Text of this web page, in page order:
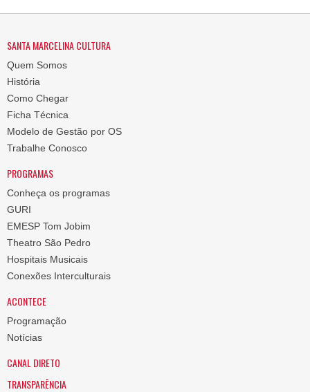
SANTA MARCELINA CULTURA
Quem Somos
História
Como Chegar
Ficha Técnica
Modelo de Gestão por OS
Trabalhe Conosco
PROGRAMAS
Conheça os programas
GURI
EMESP Tom Jobim
Theatro São Pedro
Hospitais Musicais
Conexões Interculturais
ACONTECE
Programação
Notícias
CANAL DIRETO
TRANSPARÊNCIA